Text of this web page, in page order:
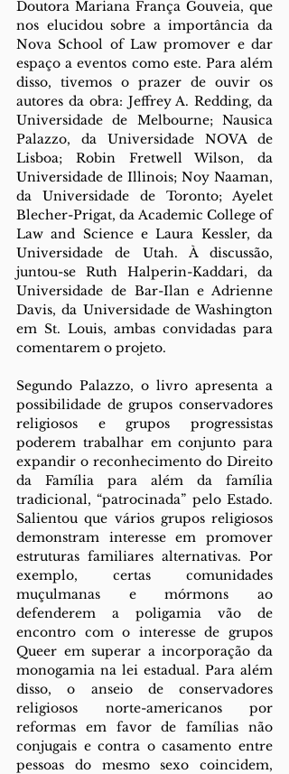
Doutora Mariana França Gouveia, que
nos elucidou sobre a importância da
Nova School of Law promover e dar
espaço a eventos como este. Para além
disso, tivemos o prazer de ouvir os
autores da obra: Jeffrey A. Redding, da
Universidade de Melbourne; Nausica
Palazzo, da Universidade NOVA de
Lisboa; Robin Fretwell Wilson, da
Universidade de Illinois; Noy Naaman,
da Universidade de Toronto; Ayelet
Blecher-Prigat, da Academic College of
Law and Science e Laura Kessler, da
Universidade de Utah. À discussão,
juntou-se Ruth Halperin-Kaddari, da
Universidade de Bar-Ilan e Adrienne
Davis, da Universidade de Washington
em St. Louis, ambas convidadas para
comentarem o projeto.
Segundo Palazzo, o livro apresenta a
possibilidade de grupos conservadores
religiosos e grupos progressistas
poderem trabalhar em conjunto para
expandir o reconhecimento do Direito
da Família para além da família
tradicional, “patrocinada” pelo Estado.
Salientou que vários grupos religiosos
demonstram interesse em promover
estruturas familiares alternativas. Por
exemplo, certas comunidades
muçulmanas e mórmons ao
defenderem a poligamia vão de
encontro com o interesse de grupos
Queer em superar a incorporação da
monogamia na lei estadual. Para além
disso, o anseio de conservadores
religiosos norte-americanos por
reformas em favor de famílias não
conjugais e contra o casamento entre
pessoas do mesmo sexo coincidem,